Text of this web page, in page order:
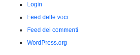
Login
Feed delle voci
Feed dei commenti
WordPress.org